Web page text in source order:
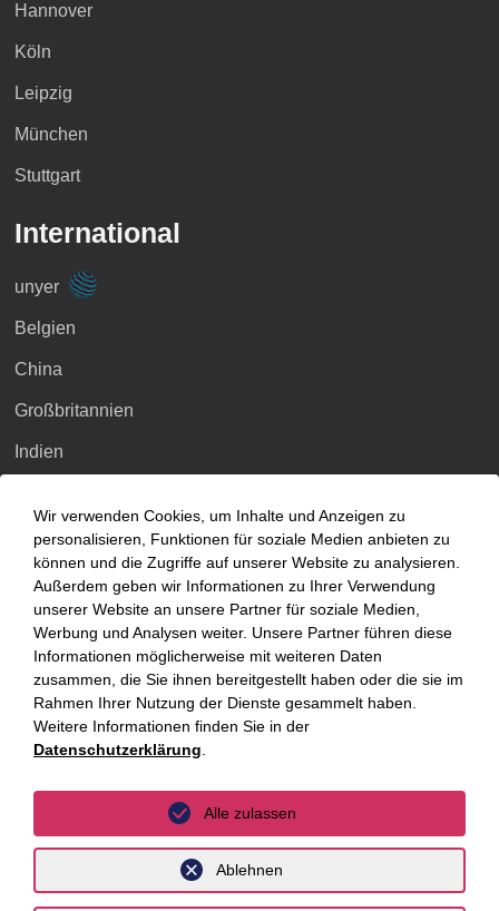
Hannover
Köln
Leipzig
München
Stuttgart
International
unyer
Belgien
China
Großbritannien
Indien
Malaysia
Myanmar
Singapur
Thailand
Ukraine
Vietnam
Luxemburg
Datenschutz Impressum
Wir verwenden Cookies, um Inhalte und Anzeigen zu
personalisieren, Funktionen für soziale Medien anbieten zu
können und die Zugriffe auf unserer Website zu analysieren.
Außerdem geben wir Informationen zu Ihrer Verwendung
unserer Website an unsere Partner für soziale Medien,
Werbung und Analysen weiter. Unsere Partner führen diese
Informationen möglicherweise mit weiteren Daten
zusammen, die Sie ihnen bereitgestellt haben oder die sie im
Rahmen Ihrer Nutzung der Dienste gesammelt haben.
Weitere Informationen finden Sie in der
Datenschutzerklärung
Ablehnen
Alle zulassen